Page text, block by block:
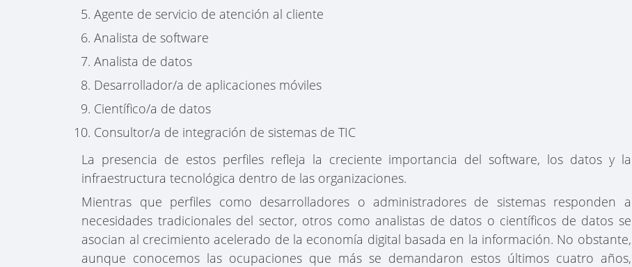
Agente de servicio de atención al cliente
Analista de software
Analista de datos
Desarrollador/a de aplicaciones móviles
Científico/a de datos
Consultor/a de integración de sistemas de TIC
La presencia de estos perfiles refleja la creciente importancia del software, los datos y la
infraestructura tecnológica dentro de las organizaciones.
Mientras que perfiles como desarrolladores o administradores de sistemas responden a
necesidades tradicionales del sector, otros como analistas de datos o científicos de datos se
asocian al crecimiento acelerado de la economía digital basada en la información. No obstante,
aunque conocemos las ocupaciones que más se demandaron estos últimos cuatro años,